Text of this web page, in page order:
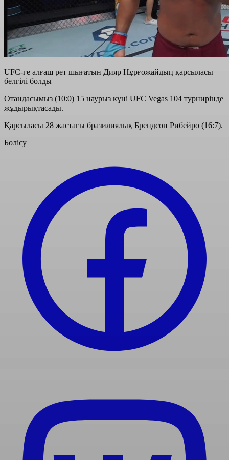
UFC-ге алғаш рет шығатын Дияр Нұрғожайдың қарсыласы
белгілі болды
Отандасымыз (10:0) 15 наурыз күні UFC Vegas 104 турнирінде
жұдырықтасады.
Қарсыласы 28 жастағы бразилиялық Брендсон Рибейро (16:7).
Бөлісу